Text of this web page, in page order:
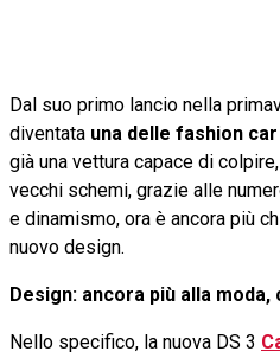
Dal suo primo lancio nella
diventata una delle fashion
già una vettura capace di
vecchi schemi, grazie alle
e dinamismo, ora è ancora più
nuovo design.
Design: ancora più alla
Nello specifico, la nuova DS 3